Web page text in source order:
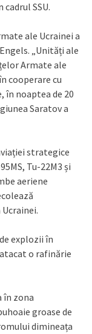
SSU.
ale Ucrainei a
„Unități ale
Armate ale
cooperare cu
în noaptea de 20
Saratov a
strategice
Tu-22M3 și
aeriene
explozii în
o rafinărie
în zona
groase de
dimineața